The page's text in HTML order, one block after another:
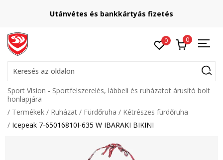
Utánvétes és bankkártyás fizetés
0 0
Keresés az oldalon
Sport Vision - Sportfelszerelés, lábbeli és ruházatot árusító bolt
honlapjára
Termékek
Ruházat Fürdőruha
Kétrészes fürdőruha
Icepeak 7-65016810I-635 W IBARAKI BIKINI